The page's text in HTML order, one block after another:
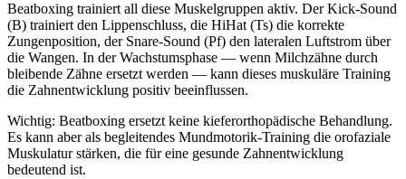
Beatboxing trainiert all diese Muskelgruppen aktiv. Der Kick-Sound
(B) trainiert den Lippenschluss, die HiHat (Ts) die korrekte
Zungenposition, der Snare-Sound (Pf) den lateralen Luftstrom über
die Wangen. In der Wachstumsphase — wenn Milchzähne durch
bleibende Zähne ersetzt werden — kann dieses muskuläre Training
die Zahnentwicklung positiv beeinflussen.
Wichtig: Beatboxing ersetzt keine kieferorthopädische Behandlung.
Es kann aber als begleitendes Mundmotorik-Training die orofaziale
Muskulatur stärken, die für eine gesunde Zahnentwicklung
bedeutend ist.